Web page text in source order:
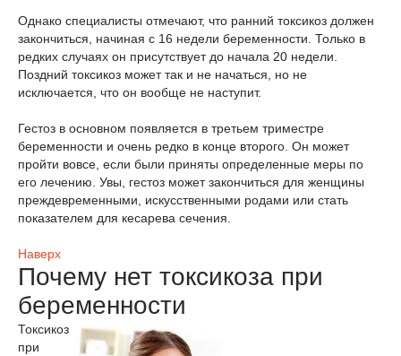
Однако специалисты отмечают, что ранний токсикоз должен
закончиться, начиная с 16 недели беременности. Только в
редких случаях он присутствует до начала 20 недели.
Поздний токсикоз может так и не начаться, но не
исключается, что он вообще не наступит.
Гестоз в основном появляется в третьем триместре
беременности и очень редко в конце второго. Он может
пройти вовсе, если были приняты определенные меры по
его лечению. Увы, гестоз может закончиться для женщины
преждевременными, искусственными родами или стать
показателем для кесарева сечения.
Наверх
Почему нет токсикоза при
беременности
Токсикоз
при